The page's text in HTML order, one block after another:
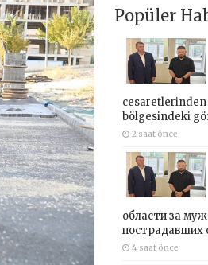
Popüler
cesaretlerinden
bölgesindeki
2 saat önce
области за
пострадавших
4 saat önce